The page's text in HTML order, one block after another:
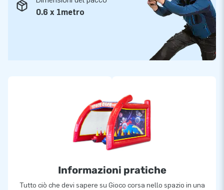
0.6 x 1metro
Informazioni pratiche
Tutto ciò che devi sapere su Gioco corsa nello spazio in una